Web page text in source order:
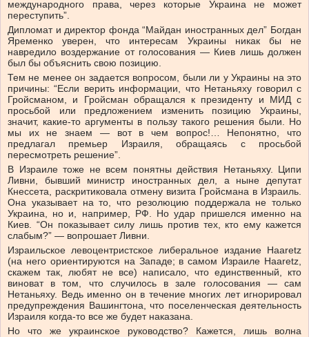
международного права, через которые Украина не может
переступить”.
Дипломат и директор фонда “Майдан иностранных дел” Богдан
Яременко уверен, что интересам Украины никак бы не
навредило воздержание от голосования — Киев лишь должен
был бы объяснить свою позицию.
Тем не менее он задается вопросом, были ли у Украины на это
причины: “Если верить информации, что Нетаньяху говорил с
Гройсманом, и Гройсман обращался к президенту и МИД с
просьбой или предложением изменить позицию Украины,
значит, какие-то аргументы в пользу такого решения были. Но
мы их не знаем — вот в чем вопрос!… Непонятно, что
предлагал премьер Израиля, обращаясь с просьбой
пересмотреть решение”.
В Израиле тоже не всем понятны действия Нетаньяху. Ципи
Ливни, бывший министр иностранных дел, а ныне депутат
Кнессета, раскритиковала отмену визита Гройсмана в Израиль.
Она указывает на то, что резолюцию поддержала не только
Украина, но и, например, РФ. Но удар пришелся именно на
Киев. “Он показывает силу лишь против тех, кто ему кажется
слабым?” — вопрошает Ливни.
Израильское левоцентристское либеральное издание Haaretz
(на него ориентируются на Западе; в самом Израиле Haaretz,
скажем так, любят не все) написало, что единственный, кто
виноват в том, что случилось в зале голосования — сам
Нетаньяху. Ведь именно он в течение многих лет игнорировал
предупреждения Вашингтона, что поселенческая деятельность
Израиля когда-то все же будет наказана.
Но что же украинское руководство? Кажется, лишь волна